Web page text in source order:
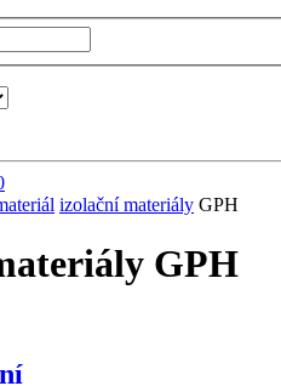
izolační materiály GPH
GPH